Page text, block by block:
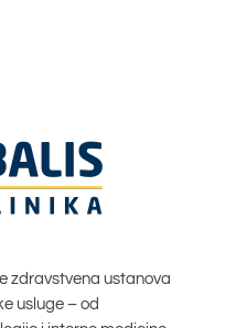
zdravstvena ustanova
usluge – od